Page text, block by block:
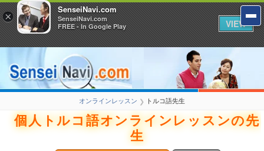
オンラインレッスン ❯ トルコ語先生
個人トルコ語オンラインレッスンの先
生
×
SenseiNavi.com
SenseiNavi.com
FREE - In Google Play
VIEW